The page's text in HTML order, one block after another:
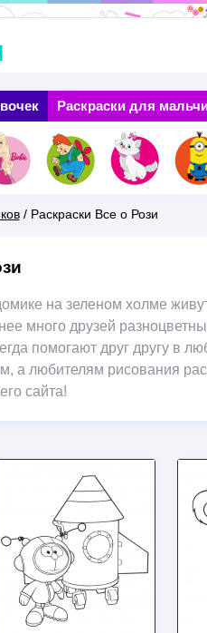
Раскраски для
/ Раскраски Все о Рози
на зеленом холме
много друзей
помогают друг другу в
а любителям рисования
сайта!